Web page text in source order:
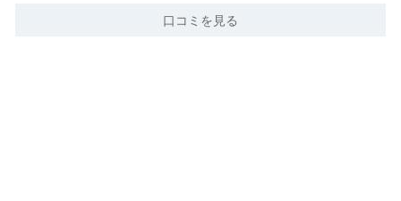
口コミを見る